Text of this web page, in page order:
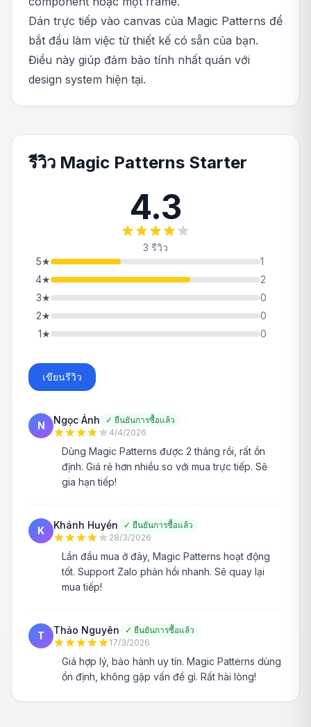
Dán trực tiếp vào canvas của Magic Patterns để
bắt đầu làm việc từ thiết kế có sẵn của bạn.
Điều này giúp đảm bảo tính nhất quán với
design system hiện tại.
รีวิว Magic Patterns Starter
4.3
3 รีวิว
5★
1
4★
2
3★
0
2★
0
1★ 0
เขียนรีวิว
N Ngọc Ánh ✓ ยืนยันการซื้อแล้ว
4/4/2026
Dùng Magic Patterns được 2 tháng rồi, rất ổn
định. Giá rẻ hơn nhiều so với mua trực tiếp. Sẽ
gia hạn tiếp!
K Khánh Huyền ✓ ยืนยันการซื้อแล้ว
28/3/2026
Lần đầu mua ở đây, Magic Patterns hoạt động
tốt. Support Zalo phản hồi nhanh. Sẽ quay lại
mua tiếp!
T Thảo Nguyên ✓ ยืนยันการซื้อแล้ว
17/3/2026
Giá hợp lý, bảo hành uy tín. Magic Patterns dùng
ổn định, không gặp vấn đề gì. Rất hài lòng!